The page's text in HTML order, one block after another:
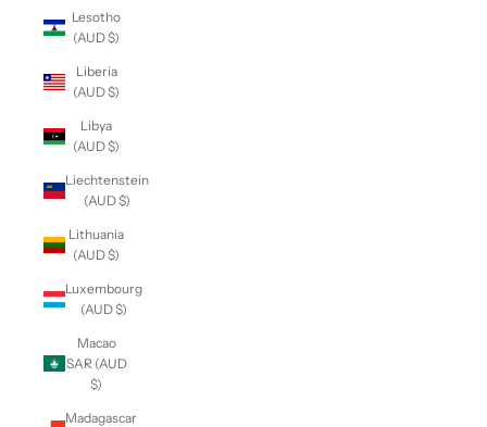
Lesotho
(AUD $)
Liberia
(AUD $)
Libya
(AUD $)
Liechtenstein
(AUD $)
Lithuania
(AUD $)
Luxembourg
(AUD $)
Macao
SAR (AUD
$)
Madagascar